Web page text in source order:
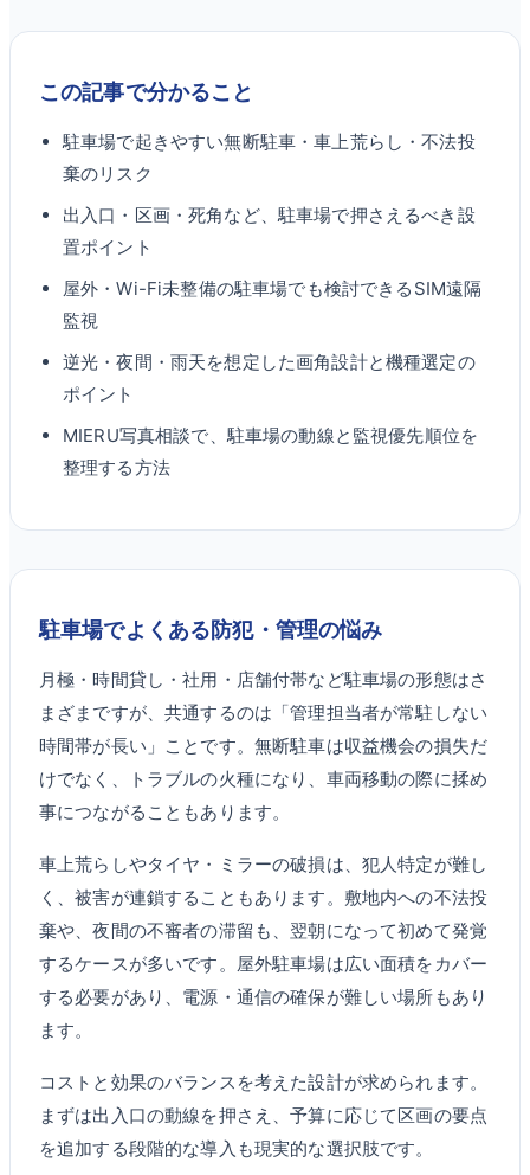
この記事で分かること
駐車場で起きやすい無断駐車・車上荒らし・不法投
棄のリスク
出入口・区画・死角など、駐車場で押さえるべき設
置ポイント
屋外・Wi-Fi未整備の駐車場でも検討できるSIM遠隔
監視
逆光・夜間・雨天を想定した画角設計と機種選定の
ポイント
MIERU写真相談で、駐車場の動線と監視優先順位を
整理する方法
駐車場でよくある防犯・管理の悩み
月極・時間貸し・社用・店舗付帯など駐車場の形態はさ
まざまですが、共通するのは「管理担当者が常駐しない
時間帯が長い」ことです。無断駐車は収益機会の損失だ
けでなく、トラブルの火種になり、車両移動の際に揉め
事につながることもあります。
車上荒らしやタイヤ・ミラーの破損は、犯人特定が難し
く、被害が連鎖することもあります。敷地内への不法投
棄や、夜間の不審者の滞留も、翌朝になって初めて発覚
するケースが多いです。屋外駐車場は広い面積をカバー
する必要があり、電源・通信の確保が難しい場所もあり
ます。
コストと効果のバランスを考えた設計が求められます。
まずは出入口の動線を押さえ、予算に応じて区画の要点
を追加する段階的な導入も現実的な選択肢です。